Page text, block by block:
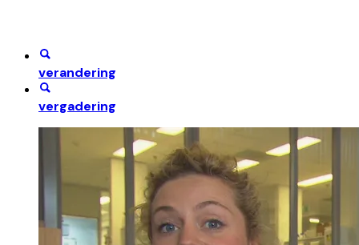
verandering
vergadering